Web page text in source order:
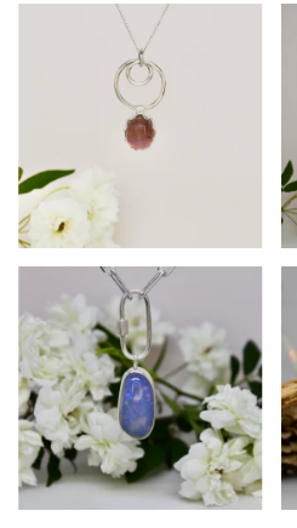
$1.121.280